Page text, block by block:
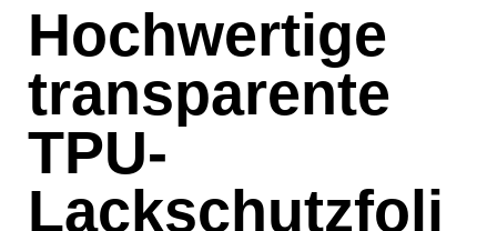
Hochwertige
transparente
TPU-
Lackschutzfoli